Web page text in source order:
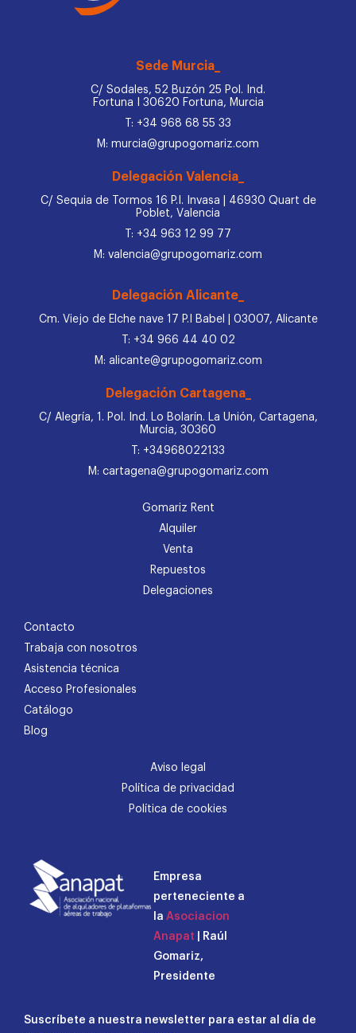
Sede Murcia_
C/ Sodales, 52 Buzón 25 Pol. Ind.
Fortuna I 30620 Fortuna, Murcia
T: +34 968 68 55 33
M: murcia@grupogomariz.com
Delegación Valencia_
C/ Sequia de Tormos 16 P.I. Invasa | 46930 Quart de
Poblet, Valencia
T: +34 963 12 99 77
M: valencia@grupogomariz.com
Delegación Alicante_
Cm. Viejo de Elche nave 17 P.I Babel | 03007, Alicante
T: +34 966 44 40 02
M: alicante@grupogomariz.com
Delegación Cartagena_
C/ Alegría, 1. Pol. Ind. Lo Bolarín. La Unión, Cartagena,
Murcia, 30360
T: +34968022133
M: cartagena@grupogomariz.com
Gomariz Rent
Alquiler
Venta
Repuestos
Delegaciones
Contacto
Trabaja con nosotros
Asistencia técnica
Acceso Profesionales
Catálogo
Blog
Aviso legal
Política de privacidad
Política de cookies
Empresa
perteneciente a
la Asociacion
Anapat | Raúl
Gomariz,
Presidente
Suscríbete a nuestra newsletter para estar al día de